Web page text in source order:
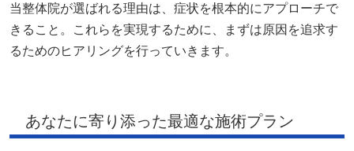
当整体院が選ばれる理由は、症状を根本的にアプローチで
きること。これらを実現するために、まずは原因を追求す
るためのヒアリングを行っていきます。
あなたに寄り添った最適な施術プラン